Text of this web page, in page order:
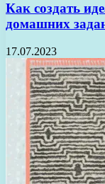
Как создать
домашних
17.07.2023